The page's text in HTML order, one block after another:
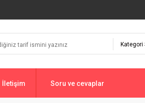
İletişim Soru ve cevaplar